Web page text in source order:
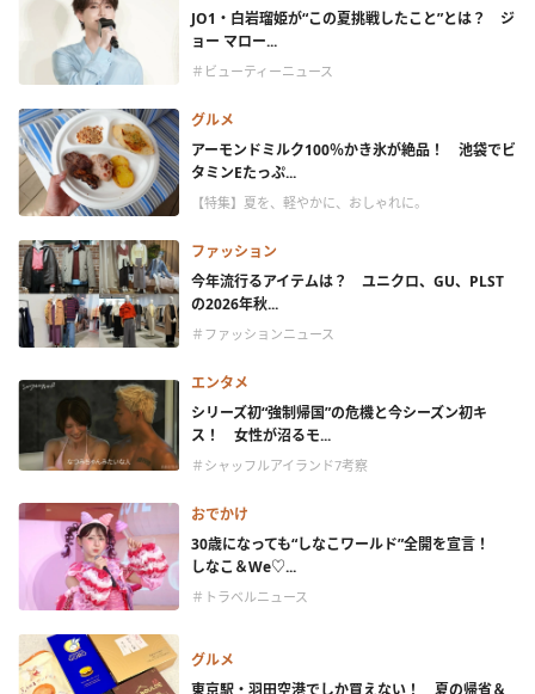
JO1・白岩瑠姫が“この夏挑戦したこと”とは？ ジ
ョー マロー...
＃ビューティーニュース
グルメ
アーモンドミルク100％かき氷が絶品！ 池袋でビ
タミンEたっぷ...
【特集】夏を、軽やかに、おしゃれに。
ファッション
今年流行るアイテムは？ ユニクロ、GU、PLST
の2026年秋...
＃ファッションニュース
エンタメ
シリーズ初“強制帰国”の危機と今シーズン初キ
ス！ 女性が沼るモ...
＃シャッフルアイランド7考察
おでかけ
30歳になっても“しなこワールド”全開を宣言！
しなこ＆We♡...
＃トラベルニュース
グルメ
東京駅・羽田空港でしか買えない！ 夏の帰省＆